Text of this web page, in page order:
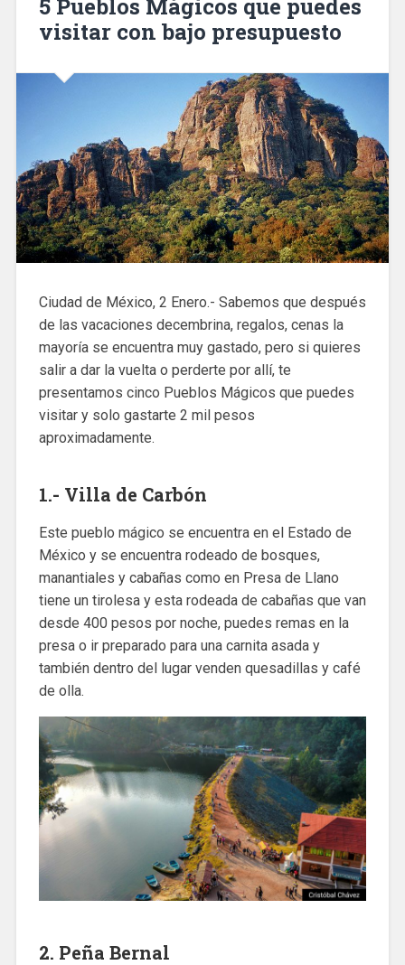
5 Pueblos Mágicos que puedes
visitar con bajo presupuesto
Ciudad de México, 2 Enero.- Sabemos que después
de las vacaciones decembrina, regalos, cenas la
mayoría se encuentra muy gastado, pero si quieres
salir a dar la vuelta o perderte por allí, te
presentamos cinco Pueblos Mágicos que puedes
visitar y solo gastarte 2 mil pesos
aproximadamente.
1.- Villa de Carbón
Este pueblo mágico se encuentra en el Estado de
México y se encuentra rodeado de bosques,
manantiales y cabañas como en Presa de Llano
tiene un tirolesa y esta rodeada de cabañas que van
desde 400 pesos por noche, puedes remas en la
presa o ir preparado para una carnita asada y
también dentro del lugar venden quesadillas y café
de olla.
2. Peña Bernal